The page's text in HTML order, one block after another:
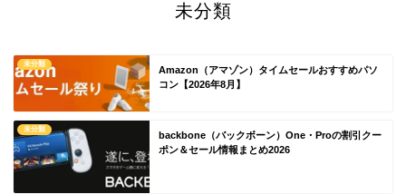
未分類
未分類
Amazon（アマゾン）タイムセールおすすめパソ
コン【2026年8月】
未分類
backbone（バックボーン）One・Proの割引クー
ポン＆セール情報まとめ2026